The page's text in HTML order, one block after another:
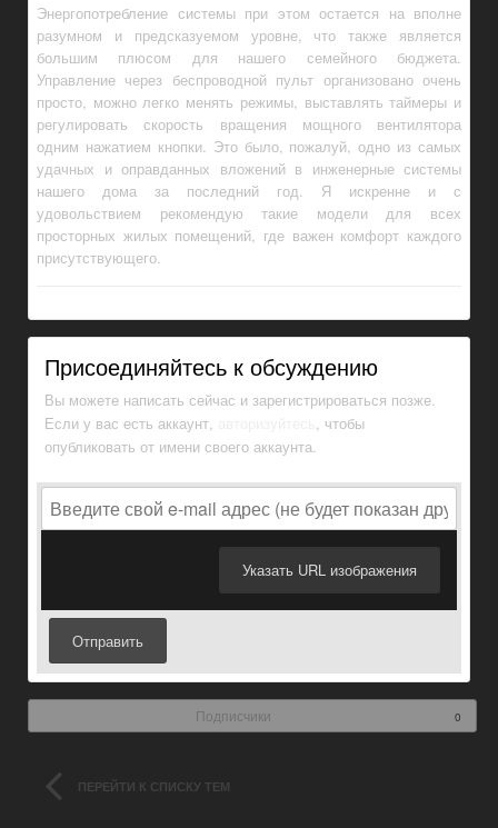
Энергопотребление системы при этом остается на вполне
разумном и предсказуемом уровне, что также является
большим плюсом для нашего семейного бюджета.
Управление через беспроводной пульт организовано очень
просто, можно легко менять режимы, выставлять таймеры и
регулировать скорость вращения мощного вентилятора
одним нажатием кнопки. Это было, пожалуй, одно из самых
удачных и оправданных вложений в инженерные системы
нашего дома за последний год. Я искренне и с
удовольствием рекомендую такие модели для всех
просторных жилых помещений, где важен комфорт каждого
присутствующего.
Присоединяйтесь к обсуждению
Вы можете написать сейчас и зарегистрироваться позже.
Если у вас есть аккаунт,
, чтобы
опубликовать от имени своего аккаунта.
Указать URL изображения
Отправить
Подписчики 0
ПЕРЕЙТИ К СПИСКУ ТЕМ